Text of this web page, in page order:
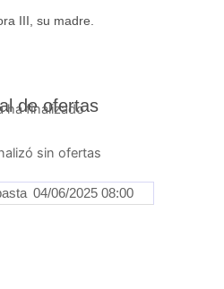
III, su madre.
de ofertas
ha finalizado
sin ofertas
04/06/2025 08:00